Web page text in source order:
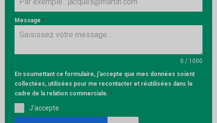
Message *
0 / 1000
En soumettant ce formulaire, j'accepte que mes données soient
collectées, utilisées pour me recontacter et réutilisées dans le
cadre de la relation commerciale. *
J'accepte